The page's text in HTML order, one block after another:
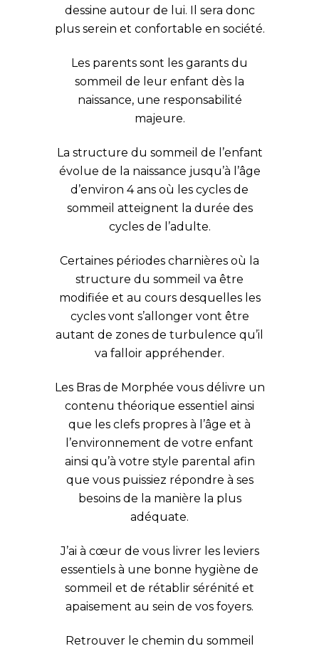
dessine autour de lui. Il sera donc
plus serein et confortable en société.
Les parents sont les garants du
sommeil de leur enfant dès la
naissance, une responsabilité
majeure.
La structure du sommeil de l’enfant
évolue de la naissance jusqu’à l’âge
d’environ 4 ans où les cycles de
sommeil atteignent la durée des
cycles de l’adulte.
Certaines périodes charnières où la
structure du sommeil va être
modifiée et au cours desquelles les
cycles vont s’allonger vont être
autant de zones de turbulence qu’il
va falloir appréhender.
Les Bras de Morphée vous délivre un
contenu théorique essentiel ainsi
que les clefs propres à l’âge et à
l’environnement de votre enfant
ainsi qu’à votre style parental afin
que vous puissiez répondre à ses
besoins de la manière la plus
adéquate.
J’ai à cœur de vous livrer les leviers
essentiels à une bonne hygiène de
sommeil et de rétablir sérénité et
apaisement au sein de vos foyers.
Retrouver le chemin du sommeil